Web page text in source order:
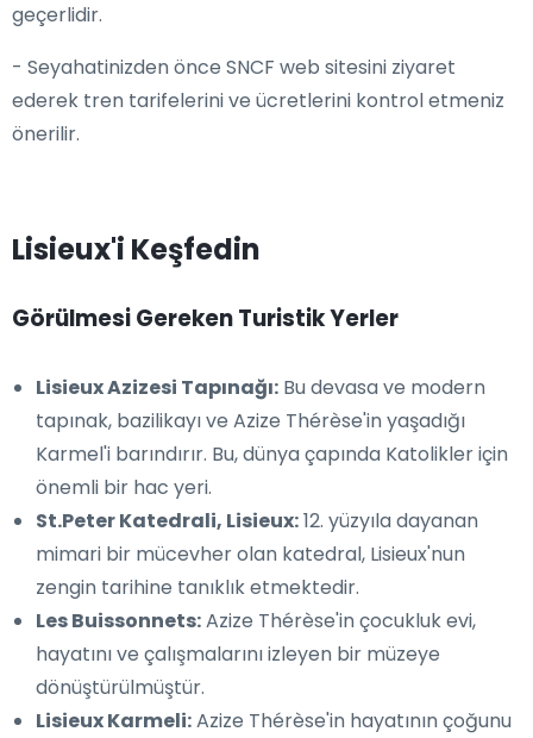
geçerlidir.
- Seyahatinizden önce SNCF web sitesini ziyaret
ederek tren tarifelerini ve ücretlerini kontrol etmeniz
önerilir.
Lisieux'i Keşfedin
Görülmesi Gereken Turistik Yerler
Lisieux Azizesi Tapınağı: Bu devasa ve modern
tapınak, bazilikayı ve Azize Thérèse'in yaşadığı
Karmel'i barındırır. Bu, dünya çapında Katolikler için
önemli bir hac yeri.
St.Peter Katedrali, Lisieux:12. yüzyıla dayanan
mimari bir mücevher olan katedral, Lisieux'nun
zengin tarihine tanıklık etmektedir.
Les Buissonnets:Azize Thérèse'in çocukluk evi,
hayatını ve çalışmalarını izleyen bir müzeye
dönüştürülmüştür.
Lisieux Karmeli:Azize Thérèse'in hayatının çoğunu